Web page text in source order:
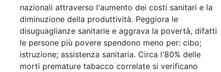
nazionali attraverso l'aumento dei costi sanitari e la
diminuzione della produttività. Peggiora le
disuguaglianze sanitarie e aggrava la povertà, difatti
le persone più povere spendono meno per: cibo;
istruzione; assistenza sanitaria. Circa l'80% delle
morti premature tabacco correlate si verificano